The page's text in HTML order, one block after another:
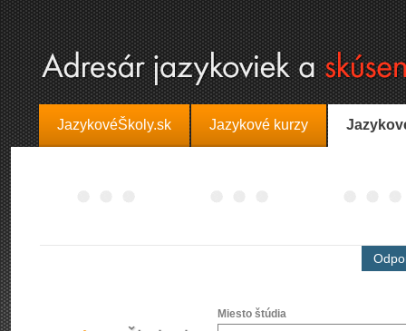
JazykovéŠkoly.sk Jazykové kurzy
Miesto štúdia